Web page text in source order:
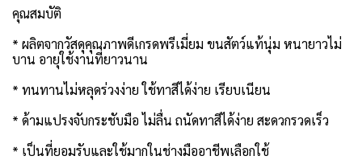
คุณสมบัติ
* ผลิตจากวัสดุคุณภาพดีเกรดพรีเมี่ยม ขนสัตว์แท้นุ่ม หนายาวไม่
บาน อายุใช้งานที่ยาวนาน
* ทนทานไม่หลุดร่วงง่าย ใช้ทาสีได้ง่าย เรียบเนียน
* ด้ามแปรงจับกระชับมือ ไม่ลื่น ถนัดทาสีได้ง่าย สะดวกรวดเร็ว
* เป็นที่ยอมรับและใช้มากในช่างมืออาชีพเลือกใช้